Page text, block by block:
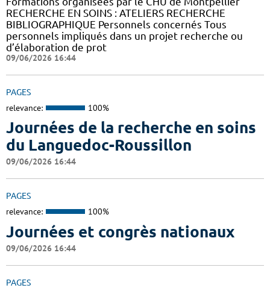
RECHERCHE EN SOINS : ATELIERS RECHERCHE
BIBLIOGRAPHIQUE Personnels concernés Tous
personnels impliqués dans un projet recherche ou
d’élaboration de prot
09/06/2026 16:44
PAGES
relevance: 100%
Journées de la recherche en soins
du Languedoc-Roussillon
09/06/2026 16:44
PAGES
relevance: 100%
Journées et congrès nationaux
09/06/2026 16:44
PAGES